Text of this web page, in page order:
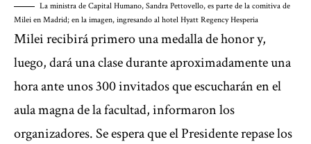
La ministra de Capital Humano, Sandra Pettovello, es parte de la comitiva de
Milei en Madrid; en la imagen, ingresando al hotel Hyatt Regency Hesperia
Milei recibirá primero una medalla de honor y,
luego, dará una clase durante aproximadamente una
hora ante unos 300 invitados que escucharán en el
aula magna de la facultad, informaron los
organizadores. Se espera que el Presidente repase los